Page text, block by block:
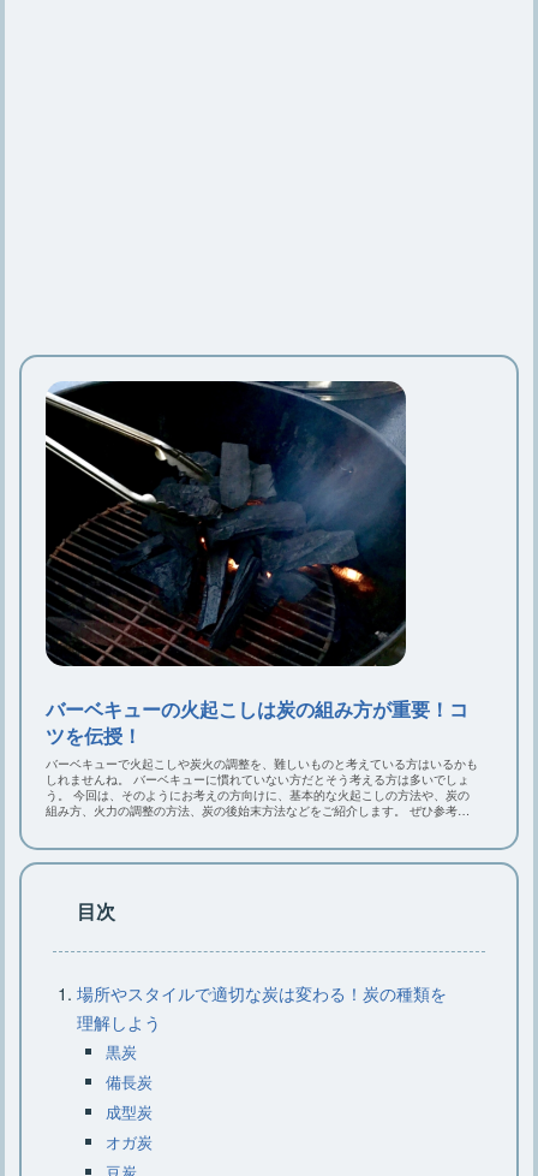
【コールマンのジェネレーター】仕組
みや交換時期、分解について
【小型クーラーボックス】種類や素
材、選び方、おすすめ15選
キャンプに枕は必要？キャンプにおす
すめなニトリの枕
大型クーラーボックスはこれでキマ
リ・選び方のコツとおすすめ7選
バーベキューの火起こしは炭の組み方が重要！コ
ツを伝授！
バーベキューで火起こしや炭火の調整を、難しいものと考えている方はいるかも
しれませんね。 バーベキューに慣れていない方だとそう考える方は多いでしょ
う。 今回は、そのようにお考えの方向けに、基本的な火起こしの方法や、炭の
組み方、火力の調整の方法、炭の後始末方法などをご紹介します。 ぜひ参考に
目次
場所やスタイルで適切な炭は変わる！炭の種類を
理解しよう
黒炭
備長炭
成型炭
オガ炭